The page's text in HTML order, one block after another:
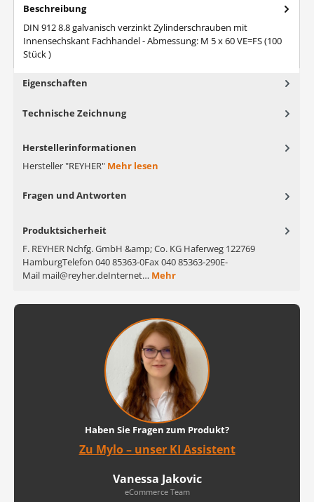
Beschreibung
DIN 912 8.8 galvanisch verzinkt Zylinderschrauben mit
Innensechskant Fachhandel - Abmessung: M 5 x 60 VE=FS (100
Stück )
Eigenschaften
Technische Zeichnung
Herstellerinformationen
Hersteller "REYHER" Mehr lesen
Fragen und Antworten
Produktsicherheit
F. REYHER Nchfg. GmbH &amp; Co. KG Haferweg 122769
HamburgTelefon 040 85363-0Fax 040 85363-290E-
Mail mail@reyher.deInternet… Mehr
Haben Sie Fragen zum Produkt?
Zu Mylo – unser KI Assistent
Vanessa Jakovic
eCommerce Team